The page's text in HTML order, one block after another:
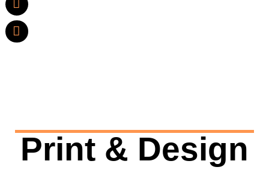
Recruiting – Foto & Videographie – Print
Print & Design